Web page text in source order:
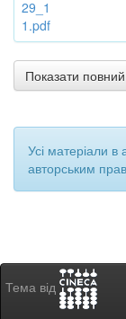
29_1
1.pdf
Показати
Усі матеріали в
авторським
Тема від